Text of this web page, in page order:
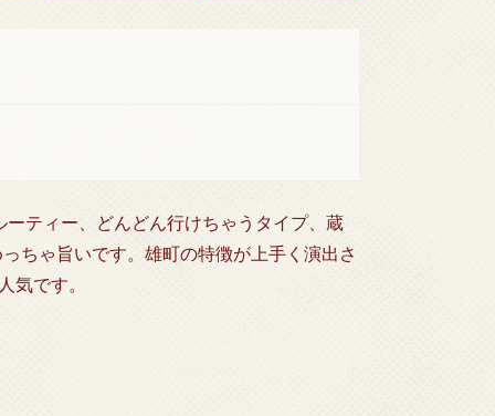
ティー、どんどん行けちゃうタイプ、蔵
ちゃ旨いです。雄町の特徴が上手く演出さ
気です。